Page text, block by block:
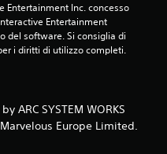
Entertainment Inc. concesso
Entertainment
del software. Si consiglia di
i diritti di utilizzo completi.
ARC SYSTEM WORKS
Europe Limited.